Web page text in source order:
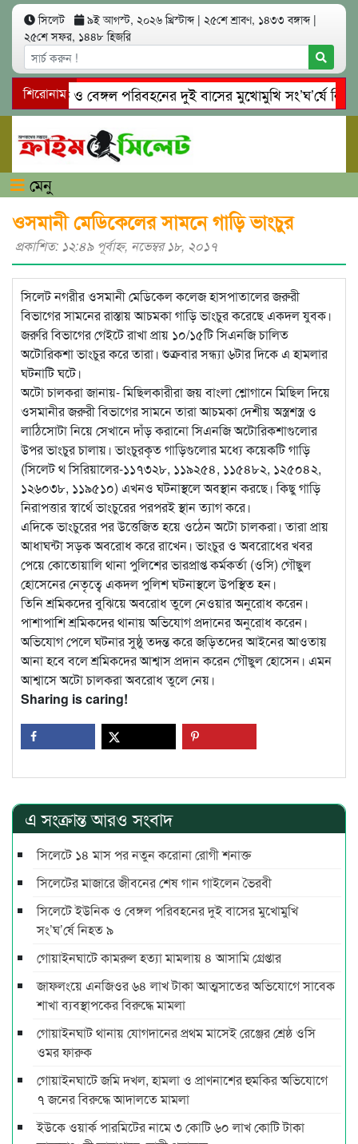
সিলেট ৯ই আগস্ট, ২০২৬ খ্রিস্টাব্দ | ২৫শে শ্রাবণ, ১৪৩৩ বঙ্গাব্দ |
২৫শে সফর, ১৪৪৮ হিজরি
শিরোনাম
ইউনিক ও বেঙ্গল পরিবহনের দুই বাসের মুখোমুখি সং’ঘ’র্ষে নিহত ৯
প্রেমের ফাঁদে তরুণী পাচার: মাদকাসক্ত রিমালকে গ্রেপ্তারের
মেনু
ওসমানী মেডিকেলের সামনে গাড়ি ভাংচুর
প্রকাশিত: ১২:৪৯ পূর্বাহ্ণ, নভেম্বর ১৮, ২০১৭
সিলেট নগরীর ওসমানী মেডিকেল কলেজ হাসপাতালের জরুরী
বিভাগের সামনের রাস্তায় আচমকা গাড়ি ভাংচুর করেছে একদল যুবক।
জরুরি বিভাগের গেইটে রাখা প্রায় ১০/১৫টি সিএনজি চালিত
অটোরিকশা ভাংচুর করে তারা। শুক্রবার সন্ধ্যা ৬টার দিকে এ হামলার
ঘটনাটি ঘটে।
অটো চালকরা জানায়- মিছিলকারীরা জয় বাংলা শ্লোগানে মিছিল দিয়ে
ওসমানীর জরুরী বিভাগের সামনে তারা আচমকা দেশীয় অস্ত্রশস্ত্র ও
লাঠিসোটা নিয়ে সেখানে দাঁড় করানো সিএনজি অটোরিকশাগুলোর
উপর ভাংচুর চালায়। ভাংচুরকৃত গাড়িগুলোর মধ্যে কয়েকটি গাড়ি
(সিলেট থ সিরিয়ালের-১১৭৩২৮, ১১৯২৫৪, ১১৫৪৮২, ১২৫০৪২,
১২৬০৩৮, ১১৯৫১০) এখনও ঘটনাস্থলে অবস্থান করছে। কিছু গাড়ি
নিরাপত্তার স্বার্থে ভাংচুরের পরপরই স্থান ত্যাগ করে।
এদিকে ভাংচুরের পর উত্তেজিত হয়ে ওঠেন অটো চালকরা। তারা প্রায়
আধাঘন্টা সড়ক অবরোধ করে রাখেন। ভাংচুর ও অবরোধের খবর
পেয়ে কোতোয়ালি থানা পুলিশের ভারপ্রাপ্ত কর্মকর্তা (ওসি) গৌছুল
হোসেনের নেতৃত্বে একদল পুলিশ ঘটনাস্থলে উপস্থিত হন।
তিনি শ্রমিকদের বুঝিয়ে অবরোধ তুলে নেওয়ার অনুরোধ করেন।
পাশাপাশি শ্রমিকদের থানায় অভিযোগ প্রদানের অনুরোধ করেন।
অভিযোগ পেলে ঘটনার সুষ্ঠু তদন্ত করে জড়িতদের আইনের আওতায়
আনা হবে বলে শ্রমিকদের আশ্বাস প্রদান করেন গৌছুল হোসেন। এমন
আশ্বাসে অটো চালকরা অবরোধ তুলে নেয়।
Sharing is caring!
এ সংক্রান্ত আরও সংবাদ
সিলেটে ১৪ মাস পর নতুন করোনা রোগী শনাক্ত
সিলেটের মাজারে জীবনের শেষ গান গাইলেন ভৈরবী
সিলেটে ইউনিক ও বেঙ্গল পরিবহনের দুই বাসের মুখোমুখি
সং’ঘ’র্ষে নিহত ৯
গোয়াইনঘাটে কামরুল হত্যা মামলায় ৪ আসামি গ্রেপ্তার
জাফলংয়ে এনজিওর ৬৪ লাখ টাকা আত্মসাতের অভিযোগে সাবেক
শাখা ব্যবস্থাপকের বিরুদ্ধে মামলা
গোয়াইনঘাট থানায় যোগদানের প্রথম মাসেই রেঞ্জের শ্রেষ্ঠ ওসি
ওমর ফারুক
গোয়াইনঘাটে জমি দখল, হামলা ও প্রাণনাশের হুমকির অভিযোগে
৭ জনের বিরুদ্ধে আদালতে মামলা
ইউকে ওয়ার্ক পারমিটের নামে ৩ কোটি ৬০ লাখ কোটি টাকা